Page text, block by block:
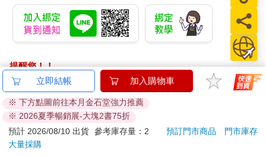
「非常重要好不好。」
男性費洛蒙最強的大哥阿富，再次強調這個答案，穩健的聲音完
全消除了我自己問了一個蠢問題的尷尬。
「那怎麼樣的外表可以讓人覺得你最重要。」我以棍棒打蛇的速
「尊重。」
二哥啜了一口咖啡，而我看了一眼皓子，他莫名地有種憂鬱，似
乎觸動了什麼往事。
「什麼叫有讓人覺得尊重的外表？」
了。
「是我們要尊重別人吧！」皓子一說完我矇了，然後他一直笑。
提醒您！！
金石堂及銀行均不會請您操作ATM! 如接獲電話要求您前往
ATM提款機，請不要聽從指示，以免受騙上當！
退換貨須知：
**提醒您，鑑賞期不等於試用期，退回商品須為全新狀態**
依據「消費者保護法」第19條及行政院消費者保護處公告之
立即結帳 加入購物車
※ 下方點圖前往本月金石堂強力推薦
※ 2026夏季暢銷展-大塊2書75折
預計 2026/08/10 出貨 參考庫存量：2 預訂門市商品
門市庫存
大量採購